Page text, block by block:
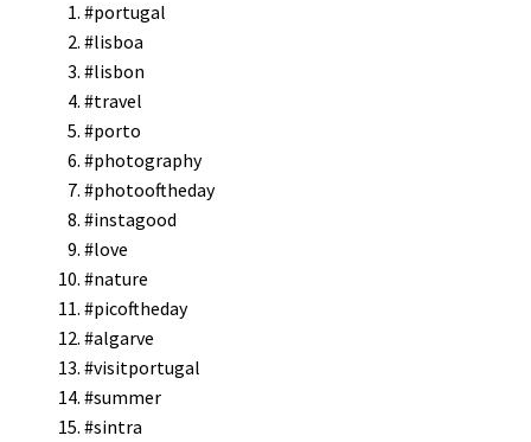
#portugal
#lisboa
#lisbon
#travel
#porto
#photography
#photooftheday
#instagood
#love
#nature
#picoftheday
#algarve
#visitportugal
#summer
#sintra